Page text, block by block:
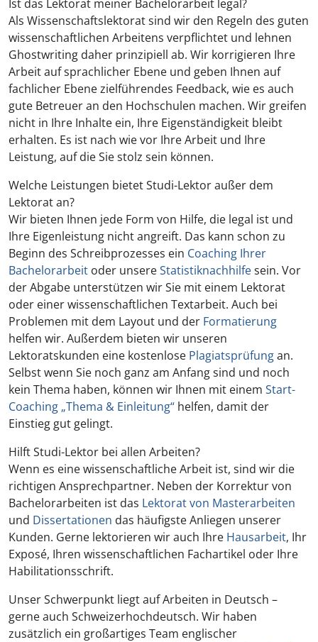
Ist das Lektorat meiner Bachelorarbeit legal?
Als Wissenschaftslektorat sind wir den Regeln des guten
wissenschaftlichen Arbeitens verpflichtet und lehnen
Ghostwriting daher prinzipiell ab. Wir korrigieren Ihre
Arbeit auf sprachlicher Ebene und geben Ihnen auf
fachlicher Ebene zielführendes Feedback, wie es auch
gute Betreuer an den Hochschulen machen. Wir greifen
nicht in Ihre Inhalte ein, Ihre Eigenständigkeit bleibt
erhalten. Es ist nach wie vor Ihre Arbeit und Ihre
Leistung, auf die Sie stolz sein können.
Welche Leistungen bietet Studi-Lektor außer dem
Lektorat an?
Wir bieten Ihnen jede Form von Hilfe, die legal ist und
Ihre Eigenleistung nicht angreift. Das kann schon zu
Beginn des Schreibprozesses ein Coaching Ihrer
Bachelorarbeit oder unsereStatistiknachhilfesein. Vor
der Abgabe unterstützen wir Sie mit einem Lektorat
oder einer wissenschaftlichen Textarbeit. Auch bei
Problemen mit dem Layout und der Formatierung
helfen wir. Außerdem bieten wir unseren
Lektoratskunden eine kostenlose Plagiatsprüfungan.
Selbst wenn Sie noch ganz am Anfang sind und noch
kein Thema haben, können wir Ihnen mit einem Start-
Coaching „Thema & Einleitung“ helfen, damit der
Einstieg gut gelingt.
Hilft Studi-Lektor bei allen Arbeiten?
Wenn es eine wissenschaftliche Arbeit ist, sind wir die
richtigen Ansprechpartner. Neben der Korrektur von
Bachelorarbeiten ist das Lektorat von Masterarbeiten
und Dissertationen das häufigste Anliegen unserer
Kunden. Gerne lektorieren wir auch Ihre Hausarbeit, Ihr
Exposé, Ihren wissenschaftlichen Fachartikel oder Ihre
Habilitationsschrift.
Unser Schwerpunkt liegt auf Arbeiten in Deutsch –
gerne auch Schweizerhochdeutsch. Wir haben
zusätzlich ein großartiges Team englischer